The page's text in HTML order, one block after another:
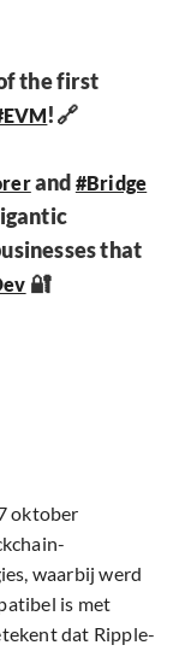
the first
!🔗
and #Bridge
that
🔐
oktober
waarbij werd
is met
dat Ripple-